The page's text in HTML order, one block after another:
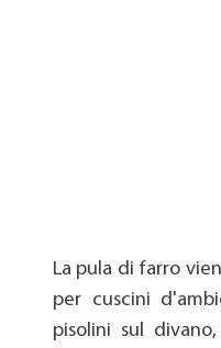
La pula di farro
per cuscini
pisolini sul